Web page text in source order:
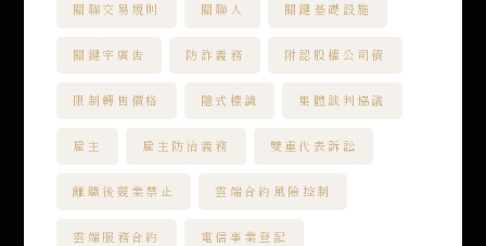
關聯交易規則 關聯人 關鍵基礎設施
關鍵字廣告 防詐義務 附認股權公司債
限制轉售價格 隱式標識 集體談判協議
雇主 雇主防治義務 雙重代表訴訟
離職後競業禁止 雲端合約風險控制
雲端服務合約 電信事業登記